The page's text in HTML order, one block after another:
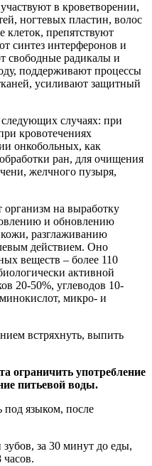
участвуют в кроветворении,
ногтевых пластин, волос
клеток, препятствуют
синтез интерферонов и
свободные радикалы и
поддерживают процессы
усиливают защитный
случаях: при
кровотечениях
онкобольных, как
ран, для очищения
желчного пузыря,
организм на выработку
и обновлению
разглаживанию
действием. Оно
веществ – более 110
активной
20-50%, углеводов 10-
микро- и
встряхнуть, выпить
ограничить употребление
питьевой воды.
под языком, после
за 30 минут до еды,
часов.